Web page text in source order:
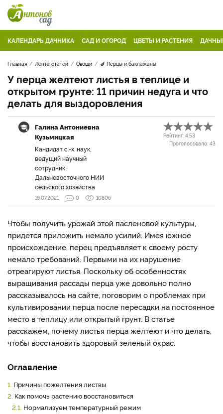
КАЛЕНДАРЬ ДАЧНИКА САД И ОГОРОД ЦВЕТЫ И РАСТЕНИЯ
Главная Лента статей Овощи 🍆 Перцы и баклажаны
У перца желтеют листья в теплице и
открытом грунте: 11 причин недуга и что
делать для выздоровления
Галина Антониевна
Кузьмицкая
Кандидат с.-х. наук,
ведущий научный
сотрудник
Дальневосточного НИИ
сельского хозяйства
Рейтинг: 4.53
Проголосовало: 43
19.07.2021 0 10806
Чтобы получить урожай этой пасленовой культуры,
придется приложить немало усилий. Имея южное
происхождение, перец предъявляет к своему росту
немало требований. Первыми на их нарушение
отреагируют листья. Поскольку об особенностях
выращивания рассады перца уже довольно полно
рассказывалось на сайте, поговорим о проблемах при
культивировании перца после пересадки на постоянное
место в теплицу или открытый грунт. В статье
расскажем, почему листья перца желтеют и что делать,
чтобы восстановить здоровый зеленый окрас.
Оглавление
1. Причины пожелтения листвы
2. Как помочь растению восстановиться
2.1. Нормализуем температурный режим